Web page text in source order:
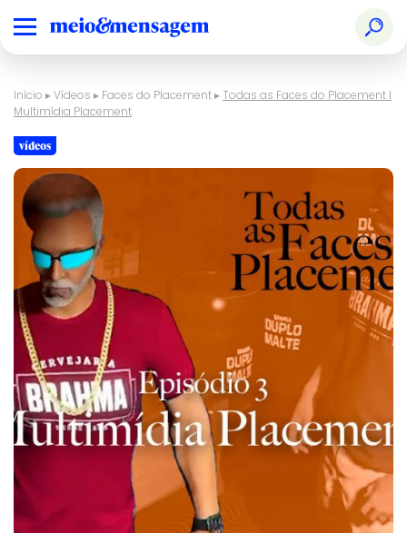
Início ▸Vídeos ▸ Faces do Placement▸ Todas as Faces do Placement I
Multimídia Placement
vídeos